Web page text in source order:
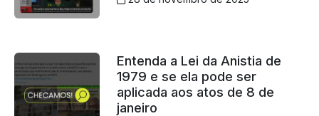
Entenda a Lei da Anistia de
1979 e se ela pode ser
aplicada aos atos de 8 de
janeiro